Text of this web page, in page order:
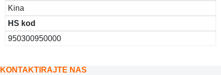
Kina
HS kod
950300950000
KONTAKTIRAJTE NAS